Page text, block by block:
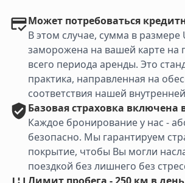
Может потребоваться
В этом случае, сумма в размере
заморожена на вашей карте на
всего периода аренды. Это
практика, направленная на
соответствия нашей
Базоваястраховка включена
Каждое бронирование у нас -
безопасно. Мы гарантируем
покрытие, чтобы Вы могли
поездкой без лишнего без